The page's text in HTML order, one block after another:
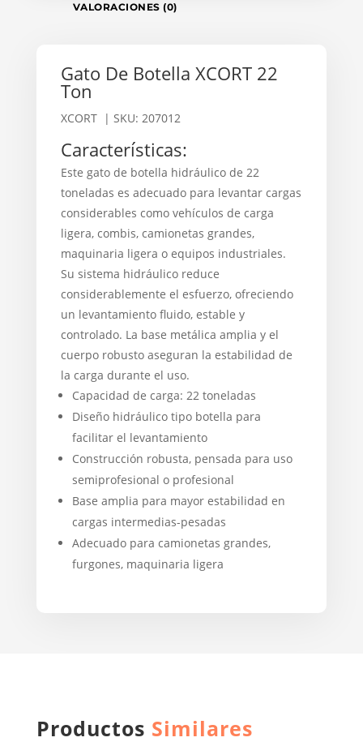
VALORACIONES (0)
Gato De Botella XCORT 22
Ton
XCORT | SKU: 207012
Características:
Este gato de botella hidráulico de 22
toneladas es adecuado para levantar cargas
considerables como vehículos de carga
ligera, combis, camionetas grandes,
maquinaria ligera o equipos industriales.
Su sistema hidráulico reduce
considerablemente el esfuerzo, ofreciendo
un levantamiento fluido, estable y
controlado. La base metálica amplia y el
cuerpo robusto aseguran la estabilidad de
la carga durante el uso.
Capacidad de carga: 22 toneladas
Diseño hidráulico tipo botella para
facilitar el levantamiento
Construcción robusta, pensada para uso
semiprofesional o profesional
Base amplia para mayor estabilidad en
cargas intermedias-pesadas
Adecuado para camionetas grandes,
furgones, maquinaria ligera
Productos Similares